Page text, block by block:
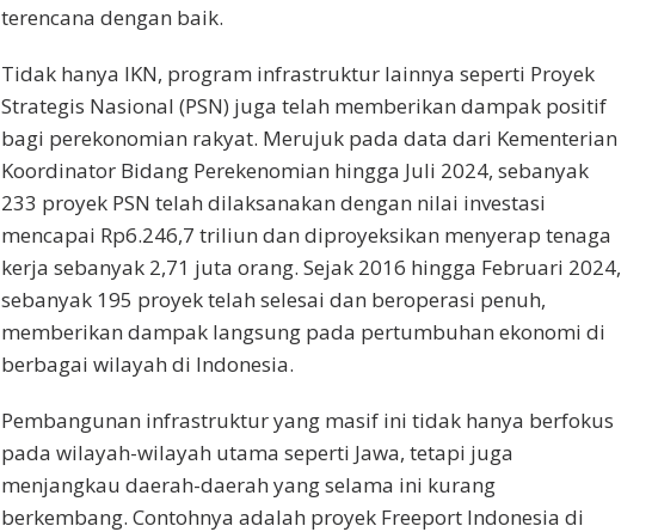
terencana dengan baik.
Tidak hanya IKN, program infrastruktur lainnya seperti Proyek
Strategis Nasional (PSN) juga telah memberikan dampak positif
bagi perekonomian rakyat. Merujuk pada data dari Kementerian
Koordinator Bidang Perekenomian hingga Juli 2024, sebanyak
233 proyek PSN telah dilaksanakan dengan nilai investasi
mencapai Rp6.246,7 triliun dan diproyeksikan menyerap tenaga
kerja sebanyak 2,71 juta orang. Sejak 2016 hingga Februari 2024,
sebanyak 195 proyek telah selesai dan beroperasi penuh,
memberikan dampak langsung pada pertumbuhan ekonomi di
berbagai wilayah di Indonesia.
Pembangunan infrastruktur yang masif ini tidak hanya berfokus
pada wilayah-wilayah utama seperti Jawa, tetapi juga
menjangkau daerah-daerah yang selama ini kurang
berkembang. Contohnya adalah proyek Freeport Indonesia di